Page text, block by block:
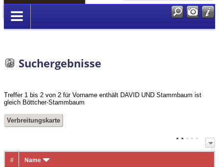
Anmelden
Suchergebnisse
Treffer 1 bis 2 von 2 für Vorname enthält DAVID UND Stammbaum ist
gleich Böttcher-Stammbaum
Verbreitungskarte
# Name